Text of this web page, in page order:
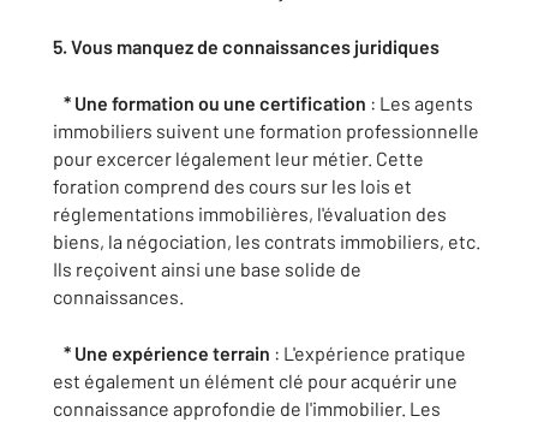
5. Vous manquez de connaissances juridiques
* Une formation ou une certification : Les agents
immobiliers suivent une formation professionnelle
pour excercer légalement leur métier. Cette
foration comprend des cours sur les lois et
réglementations immobilières, l'évaluation des
biens, la négociation, les contrats immobiliers, etc.
Ils reçoivent ainsi une base solide de
connaissances.
* Une expérience terrain : L'expérience pratique
est également un élément clé pour acquérir une
connaissance approfondie de l'immobilier. Les